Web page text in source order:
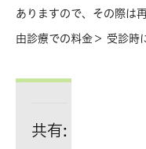
ありますので、その際は
由診療での料金＞ 受診時
共有: